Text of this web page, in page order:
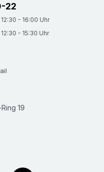
22
- 16:00 Uhr
- 15:30 Uhr
19